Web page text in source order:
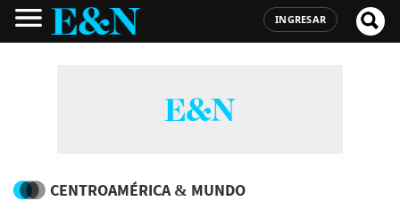
INGRESAR
CENTROAMÉRICA & MUNDO